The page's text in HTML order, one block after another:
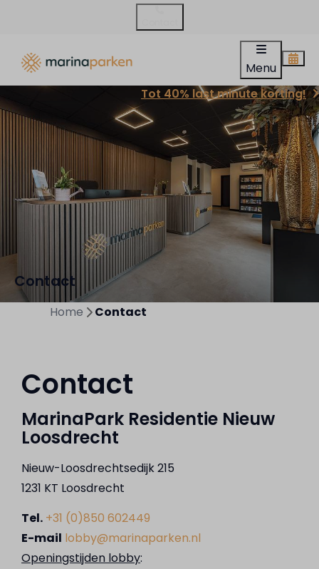
Menu
Contact
Tot 40% last minute korting!
Home Contact
Contact
MarinaPark Residentie Nieuw
Loosdrecht
Nieuw-Loosdrechtsedijk 215
1231 KT Loosdrecht
Tel. +31 (0)850 602449
E-mail lobby@marinaparken.nl
Openingstijden lobby: